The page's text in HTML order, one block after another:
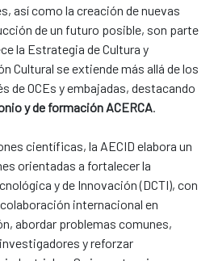
así como la creación de nuevas
de un futuro posible, son parte
la Estrategia de Cultura y
Cultural se extiende más allá de los
de OCEs y embajadas, destacando
y de formación ACERCA.
científicas, la AECID elabora un
orientadas a fortalecer la
y de Innovación (DCTI), con
internacional en
abordar problemas comunes,
y reforzar